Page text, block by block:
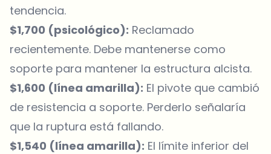
tendencia.
$1,700 (psicológico): Reclamado
recientemente. Debe mantenerse como
soporte para mantener la estructura alcista.
$1,600 (línea amarilla): El pivote que cambió
de resistencia a soporte. Perderlo señalaría
que la ruptura está fallando.
$1,540 (línea amarilla): El límite inferior del